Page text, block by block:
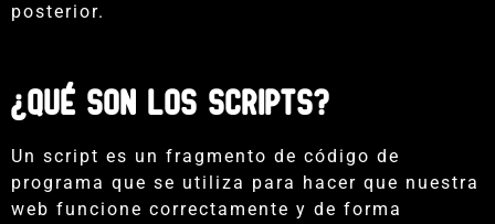
posterior.
¿Qué son los scripts?
Un script es un fragmento de código de
programa que se utiliza para hacer que nuestra
web funcione correctamente y de forma